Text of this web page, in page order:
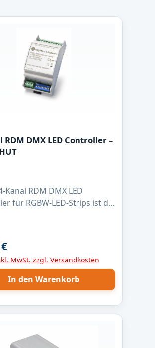
RDM DMX LED Controller –
Kanal RDM DMX LED
für RGBW-LED-Strips ist die
und 1 kHz PWM-
ermöglicht er eine absolut
Steuerung – auch bei
Farbverläufen. Der
Masse-Schaltung. Dank
Preis:
MwSt. zzgl. Versandkosten
In den Warenkorb